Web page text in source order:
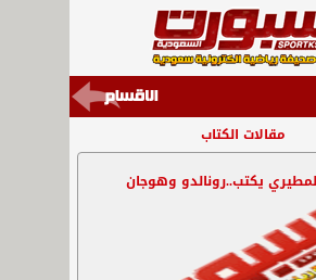
مقالات الكتاب
يكتب..رونالدو وهوجان